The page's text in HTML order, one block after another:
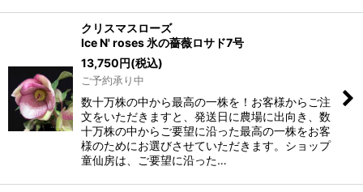
クリスマスローズ
Ice N' roses 氷の薔薇ロサド7号
13,750円(税込)
ご予約承り中
数十万株の中から最高の一株を！お客様からご注
文をいただきますと、発送日に農場に出向き、数
十万株の中からご要望に沿った最高の一株をお客
様のためにお選びさせていただきます。ショップ
童仙房は、ご要望に沿った…